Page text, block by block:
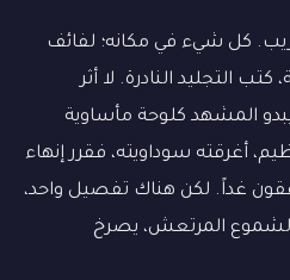
كل شيء في مكانه؛ لفائف
كتب التجليد النادرة. لا أثر
المشهد كلوحة مأساوية
أغرقته سوداويته، فقرر إنهاء
غداً. لكن هناك تفصيل واحد،
المرتعش، يصرخ